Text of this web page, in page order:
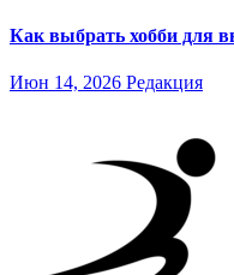
Как выбрать хобби для
Июн 14, 2026 Редакция